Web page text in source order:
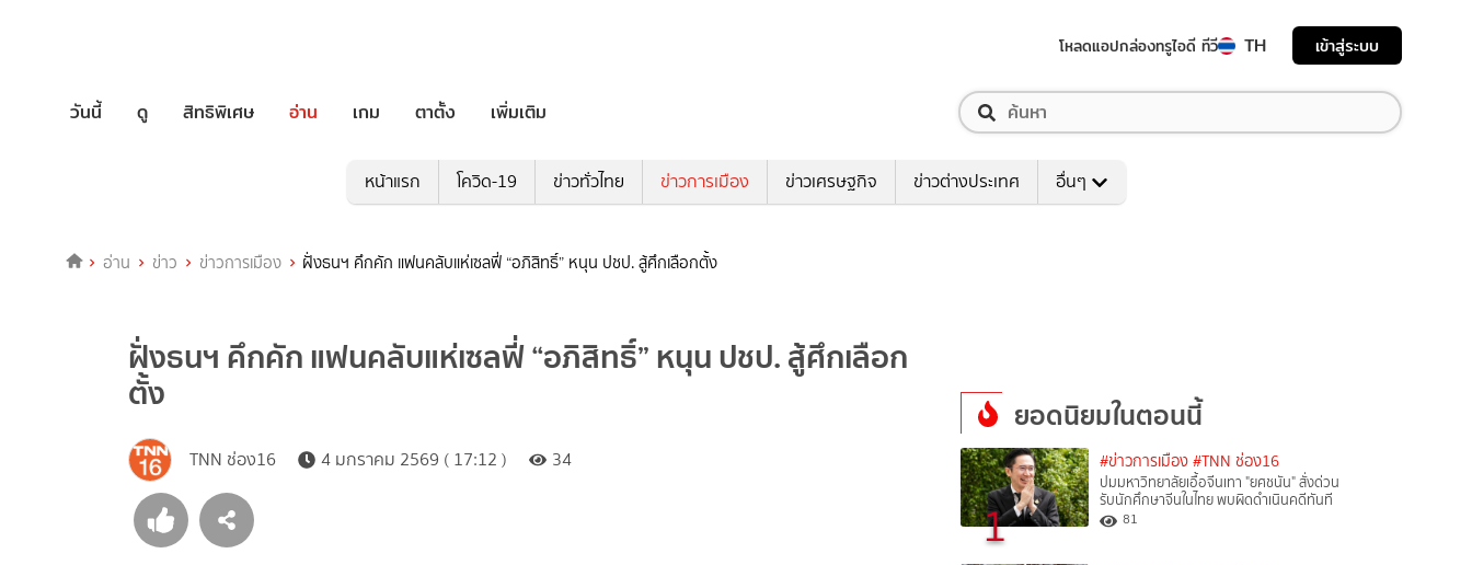
โหลดแอปกล่องทรูไอดี ทีวี TH เข้าสู่ระบบ
วันนี้ ดู สิทธิพิเศษ อ่าน เกม ตาตั้ง เพิ่มเติม
หน้าแรก โควิด-19 ข่าวทั่วไทย ข่าวการเมือง ข่าวเศรษฐกิจ ข่าวต่างประเทศ อื่นๆ
อ่าน ข่าว ข่าวการเมือง ฝั่งธนฯ คึกคัก แฟนคลับแห่เซลฟี่ “อภิสิทธิ์” หนุน ปชป. สู้ศึกเลือกตั้ง
ฝั่งธนฯ คึกคัก แฟนคลับแห่เซลฟี่ “อภิสิทธิ์” หนุน ปชป. สู้ศึกเลือก
ตั้ง
TNN ช่อง16 4 มกราคม 2569 ( 17:12 ) 34
ยอดนิยมในตอนนี้
1
#ข่าวการเมือง #TNN ช่อง16
ปมมหาวิทยาลัยเอื้อจีนเทา "ยศชนัน" สั่งด่วน
รับนักศึกษาจีนในไทย พบผิดดำเนินคดีทันที
81